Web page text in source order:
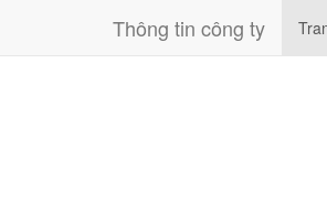
Thông tin công ty